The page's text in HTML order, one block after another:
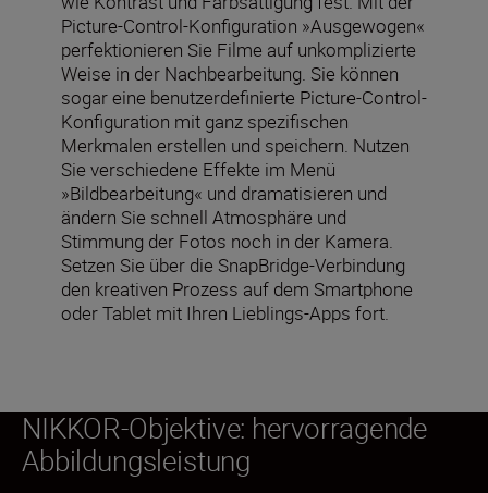
Picture-Control-Konfiguration »Ausgewogen«
perfektionieren Sie Filme auf unkomplizierte
Weise in der Nachbearbeitung. Sie können
sogar eine benutzerdefinierte Picture-Control-
Konfiguration mit ganz spezifischen
Merkmalen erstellen und speichern. Nutzen
Sie verschiedene Effekte im Menü
»Bildbearbeitung« und dramatisieren und
ändern Sie schnell Atmosphäre und
Stimmung der Fotos noch in der Kamera.
Setzen Sie über die SnapBridge-Verbindung
den kreativen Prozess auf dem Smartphone
oder Tablet mit Ihren Lieblings-Apps fort.
NIKKOR-Objektive: hervorragende
Abbildungsleistung